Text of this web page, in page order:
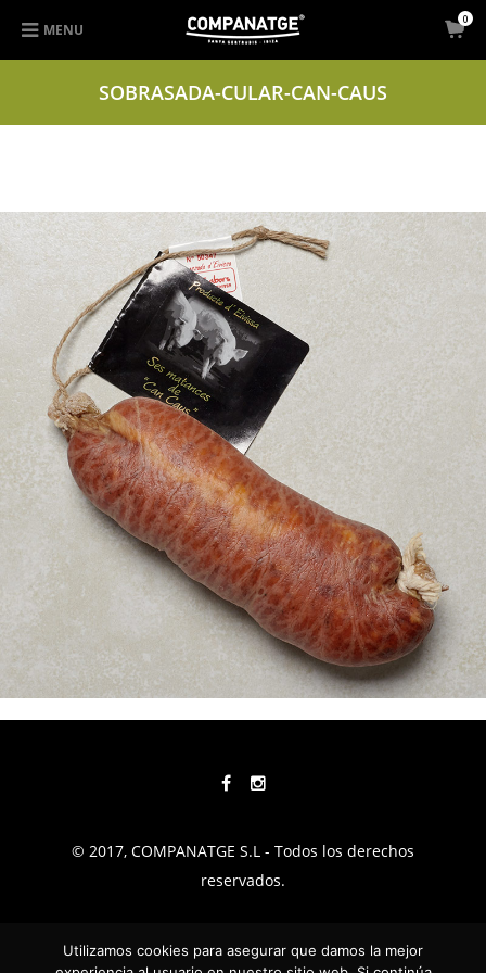
MENU
0
SOBRASADA-CULAR-CAN-CAUS
© 2017, COMPANATGE S.L - Todos los derechos
reservados.
TÉRMINOS Y CONDICIONES
Utilizamos cookies para asegurar que damos la mejor